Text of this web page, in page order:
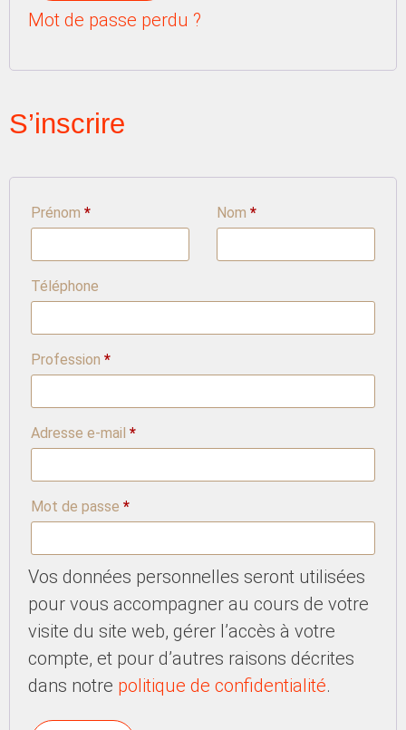
Mot de passe perdu ?
S’inscrire
Prénom * Nom *
Téléphone
Profession *
Adresse e-mail *
Mot de passe *
Vos données personnelles seront utilisées
pour vous accompagner au cours de votre
visite du site web, gérer l’accès à votre
compte, et pour d’autres raisons décrites
dans notre politique de confidentialité.